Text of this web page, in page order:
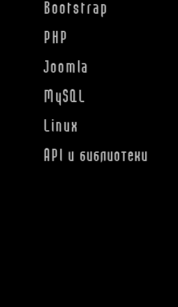
Bootstrap
PHP
Joomla
MySQL
Linux
API и библиотеки